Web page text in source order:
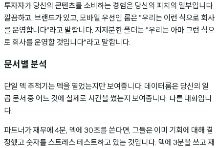
투자자가 당신의 콘텐츠를 소비하는 경험은 당신의 피치의 일부입니다.
깔끔하고, 브랜드가 있고, 모바일 우선인 룸은 "우리는 이런 식으로 회사
를 운영합니다"라고 말합니다. 지저분한 폴더는 "우리는 아마 그런 식으
로 회사를 운영할 것입니다"라고 말합니다.
문서별 분석
단일 덱 추적기는 덱을 열었는지만 보여줍니다. 데이터룸은 당신의 일
곱 문서 중 어느 것에 실제로 시간을 썼는지 보여줍니다. 다른 대화입니
다.
파트너가 재무에 4분, 덱에 30초를 쓴다면, 그들은 이미 기회에 대해 결
정했고 숫자를 스트레스 테스트하고 있는 것입니다. 덱에 3분을 쓰고 재